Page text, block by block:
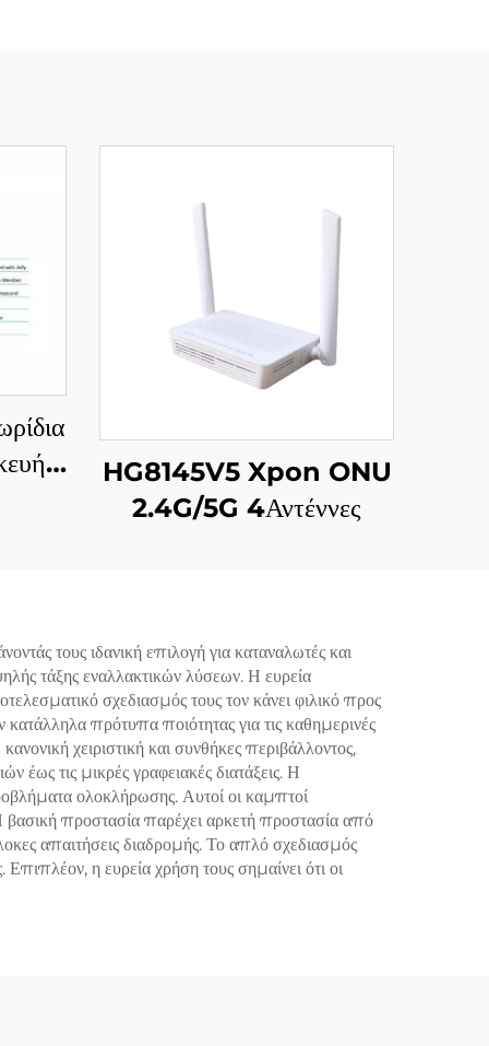
HG8145V5 Xpon ONU
2.4G/5G 4Αντέννες
τους ιδανική επιλογή για καταναλωτές και
τάξης εναλλακτικών λύσεων. Η ευρεία
σχεδιασμός τους τον κάνει φιλικό προς
κατάλληλα πρότυπα ποιότητας για τις καθημερινές
χειριστική και συνθήκες περιβάλλοντος,
τις μικρές γραφειακές διατάξεις. Η
ολοκλήρωσης. Αυτοί οι καμπτοί
προστασία παρέχει αρκετή προστασία από
απαιτήσεις διαδρομής. Το απλό σχεδιασμός
η ευρεία χρήση τους σημαίνει ότι οι